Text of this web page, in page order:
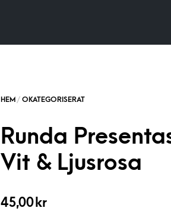
Runda
Vit & Ljusrosa
45,00 kr